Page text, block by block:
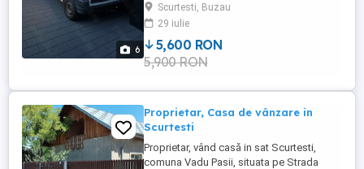
6
Scurtesti, Buzau
29 iulie
5,600 RON
5,900 RON
Proprietar, Casa de vânzare in
Scurtesti
Proprietar, vând casă in sat Scurtesti,
comuna Vadu Pasii, situata pe Strada